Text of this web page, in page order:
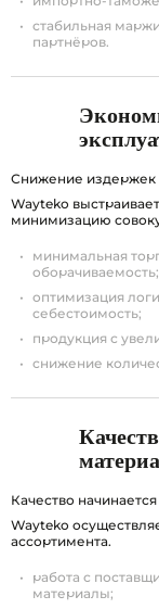
стабильная
партнёров.
Снижение издержек
Wayteko
минимизацию
минимальная
оборачиваемость;
оптимизация
себестоимость;
продукция с
снижение
Качество
Wayteko
ассортимента.
работа с
материалы;